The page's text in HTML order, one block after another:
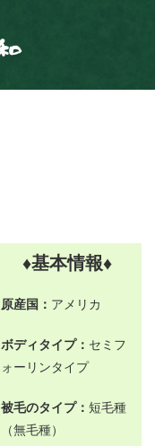
♦基本情報♦
原産国： アメリカ
ボディタイプ： セミフ
ォーリンタイプ
被毛のタイプ： 短毛種
（無毛種）